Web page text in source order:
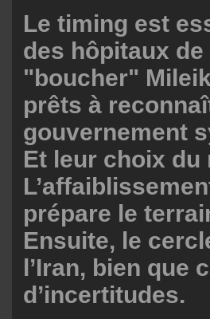
Le timing est
des hôpitaux
"boucher"
prêts à
gouvernement
Et leur choix
prépare le
Ensuite, le
l’Iran, bien
d’incertitudes.